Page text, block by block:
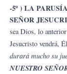
-5º ) LA
SEÑOR
sea Dios, lo
Jesucristo vendrá,
durará mucho su
NUESTRO